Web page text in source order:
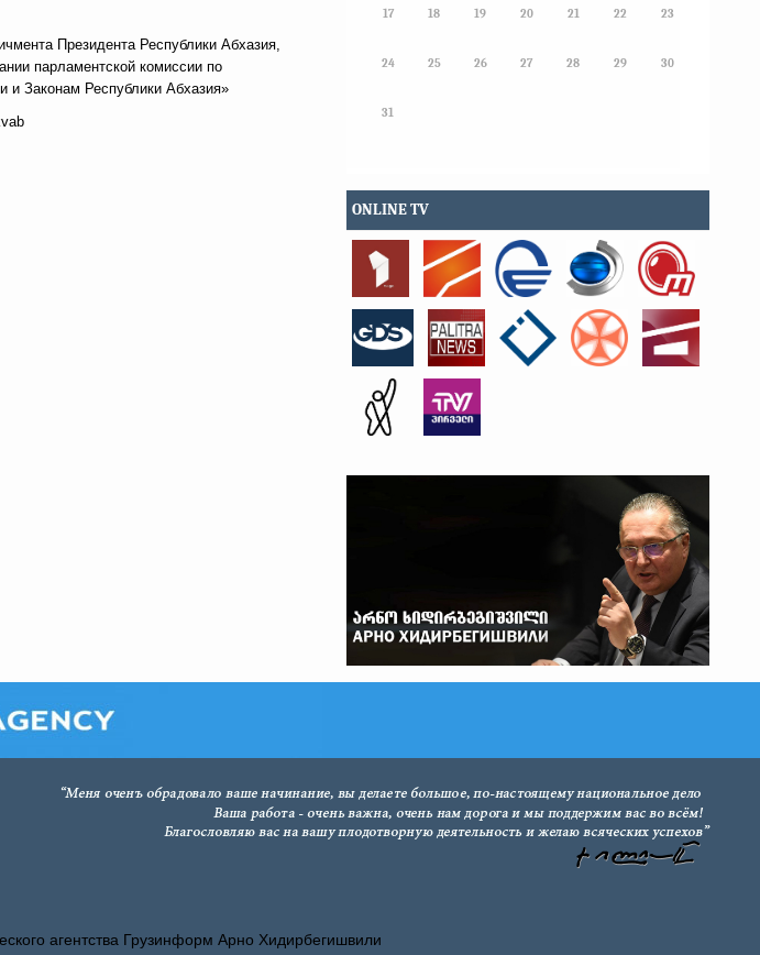
Президента Республики Абхазия,
парламентской комиссии по
и Законам Республики Абхазия»
17 18 19 20 21 22 23
24 25 26 27 28 29 30
31
ONLINE TV
агентства Грузинформ Арно Хидирбегишвили